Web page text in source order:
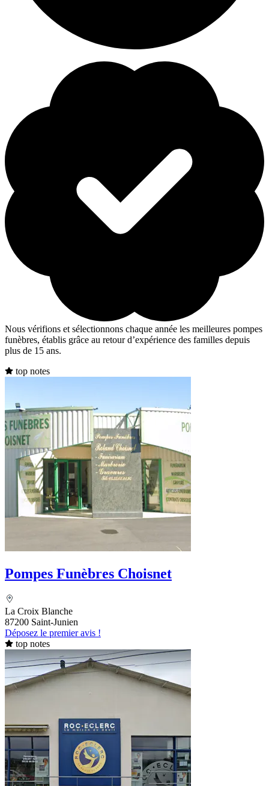
Nous vérifions et sélectionnons chaque année les meilleures pompes
funèbres, établis grâce au retour d’expérience des familles depuis
plus de 15 ans.
top notes
Pompes Funèbres Choisnet
La Croix Blanche
87200 Saint-Junien
Déposez le premier avis !
top notes